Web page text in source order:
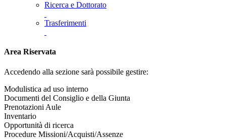
Ricerca e Dottorato
Trasferimenti
Area Riservata
Accedendo alla sezione sarà possibile gestire:
Modulistica ad uso interno
Documenti del Consiglio e della Giunta
Prenotazioni Aule
Inventario
Opportunità di ricerca
Procedure Missioni/Acquisti/Assenze